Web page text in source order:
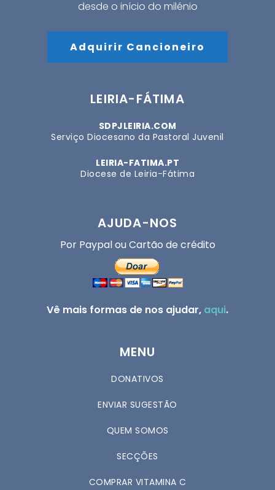
desde o início do milénio
Adquirir Cancioneiro
LEIRIA-FÁTIMA
SDPJLEIRIA.COM
Serviço Diocesano da Pastoral Juvenil
LEIRIA-FATIMA.PT
Diocese de Leiria-Fátima
AJUDA-NOS
Por Paypal ou Cartão de crédito
Vê mais formas de nos ajudar, aqui.
MENU
DONATIVOS
ENVIAR SUGESTÃO
QUEM SOMOS
SECÇÕES
COMPRAR VITAMINA C